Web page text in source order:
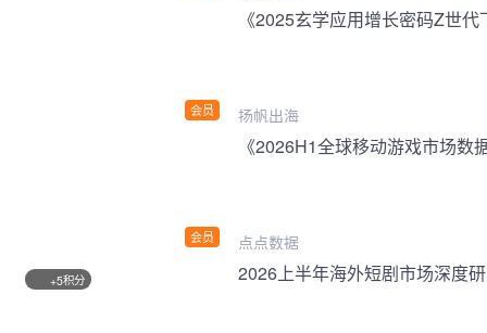
会员
《2025玄学应用增长密码Z世
扬帆出海
会员
《2026H1全球移动游戏市场数
点点数据
+5积分 2026上半年海外短剧市场深度